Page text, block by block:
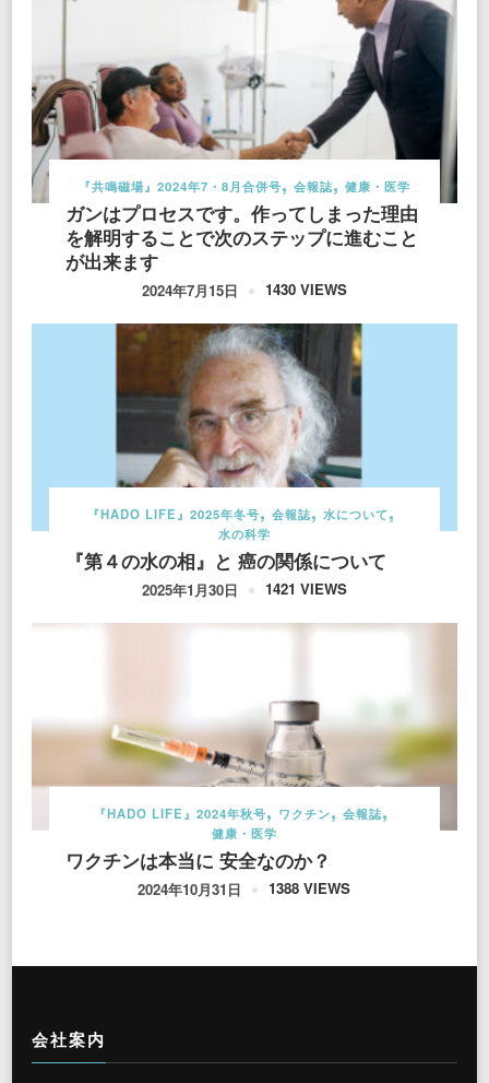
『共鳴磁場』2024年7・8月合併号 会報誌 健康・医学
ガンはプロセスです。作ってしまった理由
を解明することで次のステップに進むこと
が出来ます
2024年7月15日 1430 VIEWS
『HADO LIFE』2025年冬号 会報誌
水について
水の科学
『第４の水の相』と 癌の関係について
2025年1月30日 1421 VIEWS
『HADO LIFE』2024年秋号 ワクチン
会報誌
健康・医学
ワクチンは本当に 安全なのか？
2024年10月31日 1388 VIEWS
会社案内